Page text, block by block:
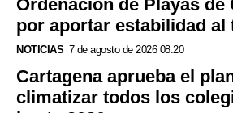
Ordenación de Playas de
por aportar estabilidad al
NOTICIAS 7 de agosto de 2026 08:20
Cartagena aprueba el
climatizar todos los